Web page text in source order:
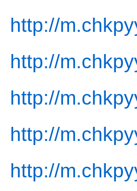
http://
http://
http://
http://
http://